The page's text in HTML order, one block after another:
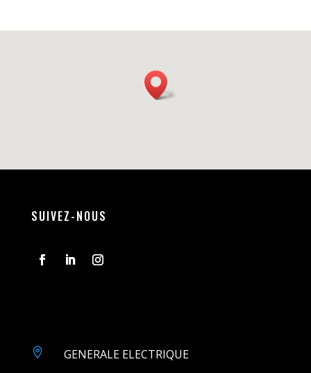
SUIVEZ-NOUS
 GENERALE ELECTRIQUE